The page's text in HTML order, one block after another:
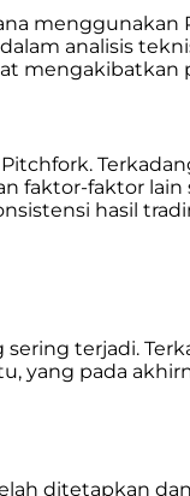
analisis
faktor lain
hasil
terjadi.
yang pada
ditetapkan